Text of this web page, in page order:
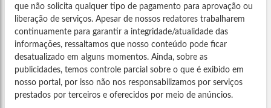
que não solicita qualquer tipo de pagamento para aprovação ou
liberação de serviços. Apesar de nossos redatores trabalharem
continuamente para garantir a integridade/atualidade das
informações, ressaltamos que nosso conteúdo pode ficar
desatualizado em alguns momentos. Ainda, sobre as
publicidades, temos controle parcial sobre o que é exibido em
nosso portal, por isso não nos responsabilizamos por serviços
prestados por terceiros e oferecidos por meio de anúncios.